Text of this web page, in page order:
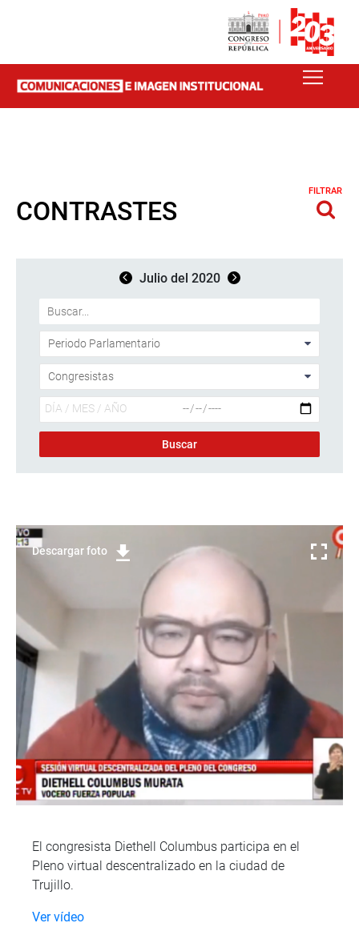
CONTRASTES
FILTRAR
Julio del 2020
Descargar foto
El congresista Diethell Columbus participa en el
Pleno virtual descentralizado en la ciudad de
Trujillo.
Ver vídeo